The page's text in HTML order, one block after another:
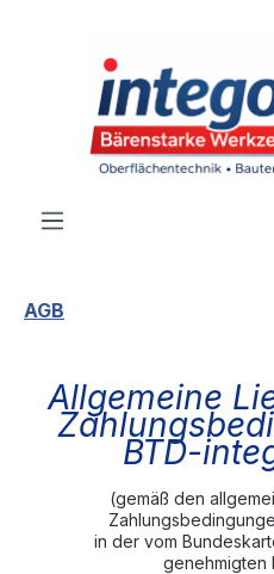
AGB
Allgemeine
BTD-
(gemäß den
in der vom
genehmigten